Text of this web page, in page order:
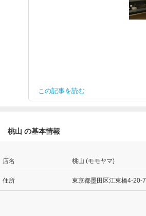
この記事を読む
桃山 の基本情報
店名 桃山 (モモヤマ)
住所 東京都墨田区江東橋4-20-7